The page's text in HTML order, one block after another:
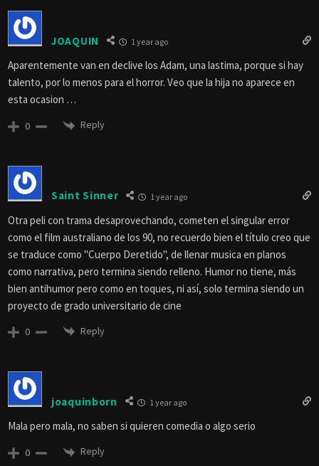
JOAQUIN 1 year ago
Aparentemente van en declive los Adam, una lastima, porque si hay
talento, por lo menos para el horror. Veo que la hija no aparece en
esta ocasion …
0 Reply
Saint Sinner 1 year ago
Otra peli con trama desaprovechando, cometen el singular error
como el film australiano de los 90, no recuerdo bien el título creo que
se traduce como "Cuerpo Deretido", de llenar musica en planos
como narrativa, pero termina siendo relleno. Humor no tiene, más
bien antihumor pero como en toques, ni así, solo termina siendo un
proyecto de grado universitario de cine
0 Reply
joaquinborn 1 year ago
Mala pero mala, no saben si quieren comedia o algo serio
0 Reply